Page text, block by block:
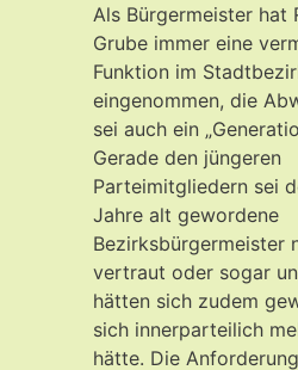
Als Bürgermeister hat
Grube immer eine
Funktion im
eingenommen, die
sei auch ein
Gerade den jüngeren
Parteimitgliedern sei
Jahre alt gewordene
Bezirksbürgermeister
vertraut oder sogar
hätten sich zudem
sich innerparteilich
hätte. Die